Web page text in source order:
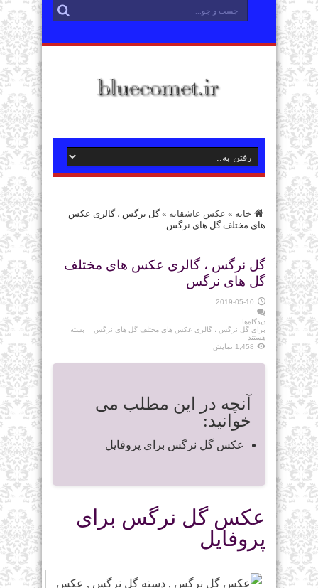
خانه » عکس عاشقانه »گل نرگس ، گالری عکس
های مختلف گل های نرگس
گل نرگس ، گالری عکس های مختلف
گل های نرگس
2019-05-10
دیدگاه‌ها
برای گل نرگس ، گالری عکس های مختلف گل های نرگس
بسته
هستند
1,458 نمایش
آنچه در این مطلب می
خوانید:
عکس گل نرگس برای پروفایل
عکس گل نرگس برای
پروفایل